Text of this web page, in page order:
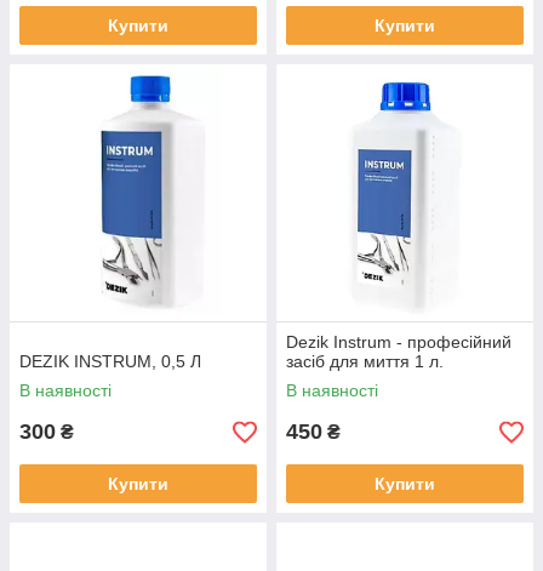
Купити Купити
DEZIK INSTRUM, 0,5 Л
В наявності
300 ₴
Купити
Dezik Instrum - професійний
засіб для миття 1 л.
В наявності
450 ₴
Купити